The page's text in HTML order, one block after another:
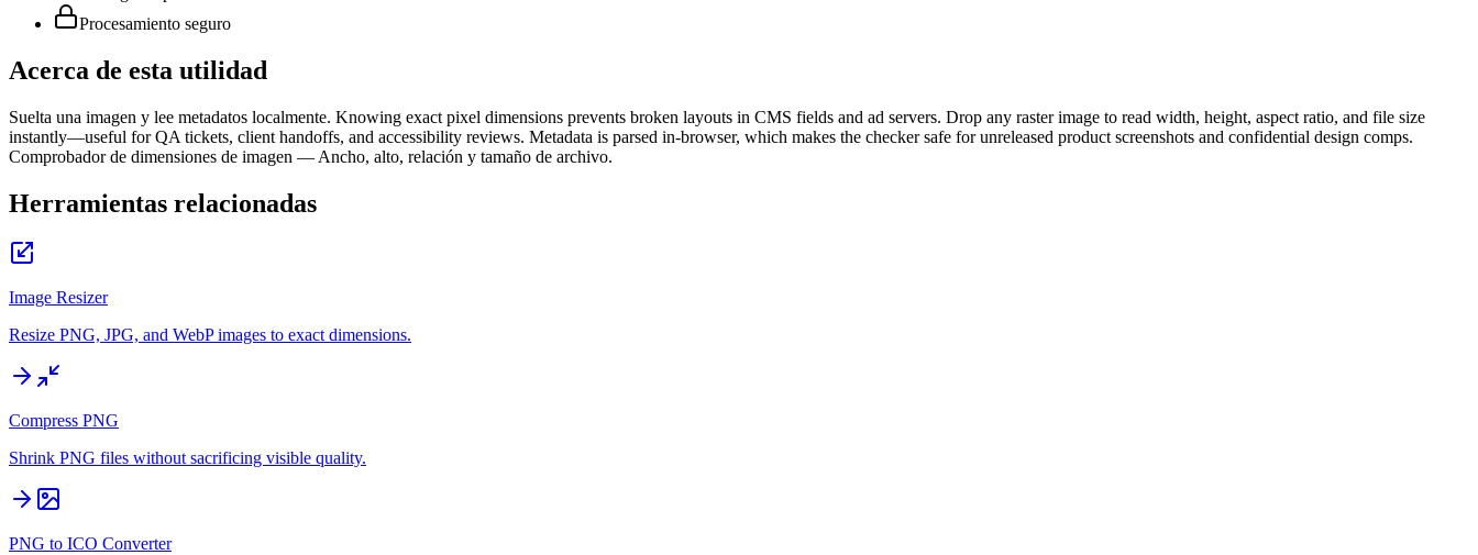
Procesamiento seguro
Acerca de esta utilidad
Suelta una imagen y lee metadatos localmente. Knowing exact pixel dimensions prevents broken layouts in CMS fields and ad servers. Drop any raster image to read width, height, aspect ratio, and file size
instantly—useful for QA tickets, client handoffs, and accessibility reviews. Metadata is parsed in-browser, which makes the checker safe for unreleased product screenshots and confidential design comps.
Comprobador de dimensiones de imagen — Ancho, alto, relación y tamaño de archivo.
Herramientas relacionadas
Image Resizer
Resize PNG, JPG, and WebP images to exact dimensions.
Compress PNG
Shrink PNG files without sacrificing visible quality.
PNG to ICO Converter